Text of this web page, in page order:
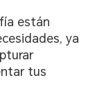
están
ya
tus